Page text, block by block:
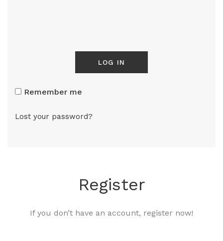
LOG IN
Remember me
Lost your password?
Register
If you don’t have an account, register now!